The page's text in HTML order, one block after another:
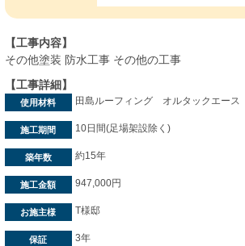
【工事内容】
その他塗装 防水工事 その他の工事
【工事詳細】
使用材料 田島ルーフィング オルタックエース
施工期間 10日間(足場架設除く)
築年数 約15年
施工金額 947,000円
お施主様 T様邸
保証 3年